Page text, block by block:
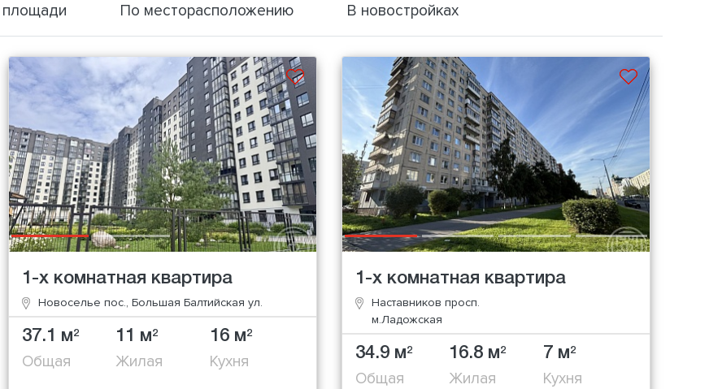
По месторасположению В новостройках
1-х комнатная квартира
Новоселье пос., Большая Балтийская ул.
37.1 м2
Общая
11 м2
Жилая
16 м2
Кухня
1-х комнатная квартира
Наставников просп.
м.Ладожская
34.9 м2
Общая
16.8 м2
Жилая
7 м2
Кухня